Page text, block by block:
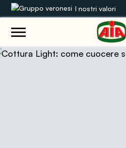
I nostri valori
Le nostre gamme